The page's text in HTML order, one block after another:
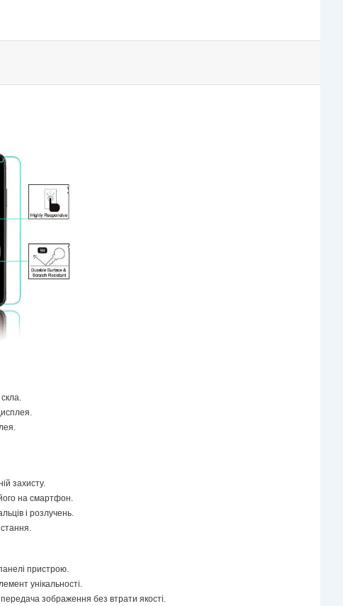
захисту.
на смартфон.
і розлучень.
пристрою.
унікальності.
зображення без втрати якості.